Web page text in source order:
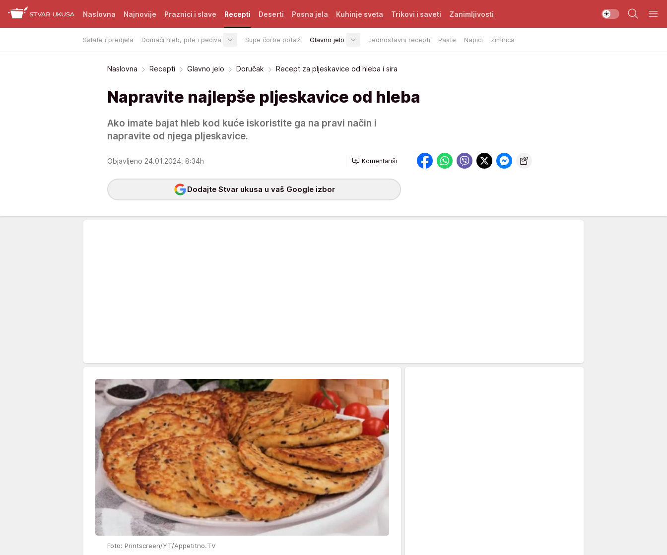
Naslovna Najnovije Praznici i slave Recepti
Salate i predjela Domaći hleb, pite i peciva Supe čorbe potaži Glavno jelo Jednostavni recepti Paste Napici Zimnica
Deserti Posna jela Kuhinje sveta Trikovi i saveti Zanimljivosti
Naslovna Recepti Glavno jelo Doručak Recept za pljeskavice od hleba i sira
Napravite najlepše pljeskavice od hleba
Ako imate bajat hleb kod kuće iskoristite ga na pravi način i
napravite od njega pljeskavice.
Objavljeno 24.01.2024. 8:34h Komentariši
Dodajte Stvar ukusa u vaš Google izbor
Foto: Printscreen/YT/Appetitno.TV